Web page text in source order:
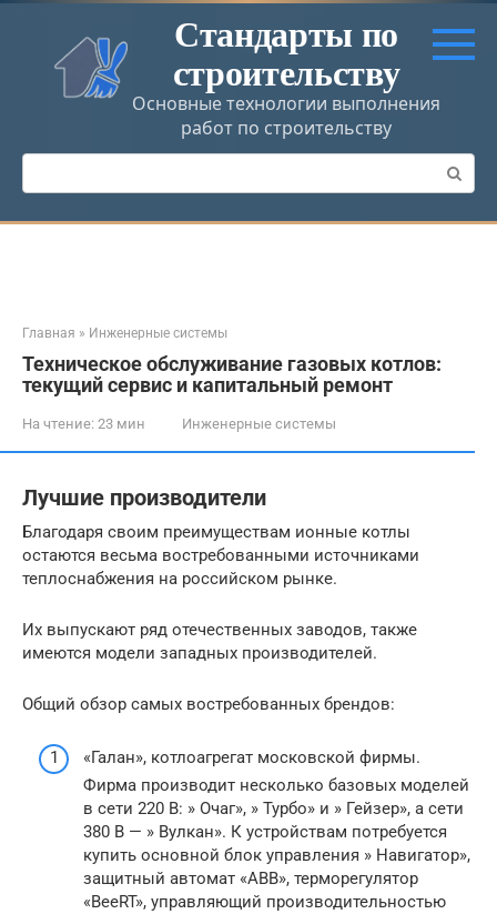
Перейти
контенту
Стандарты по
строительству
Основные технологии выполнения
работ по строительству
Поиск:
Главная » Инженерные системы
Техническое обслуживание газовых котлов:
текущий сервис и капитальный ремонт
На чтение: 23 мин Инженерные системы
Лучшие производители
Благодаря своим преимуществам ионные котлы
остаются весьма востребованными источниками
теплоснабжения на российском рынке.
Их выпускают ряд отечественных заводов, также
имеются модели западных производителей.
Общий обзор самых востребованных брендов:
«Галан», котлоагрегат московской фирмы.
Фирма производит несколько базовых моделей
в сети 220 В: » Очаг», » Турбо» и » Гейзер», а сети
380 В — » Вулкан». К устройствам потребуется
купить основной блок управления » Навигатор»,
защитный автомат «ABB», терморегулятор
«BeeRT», управляющий производительностью